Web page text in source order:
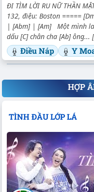
ĐI TÌM LỜI RU NỮ THẦN
132, điệu: Boston =====
| [Abm] | [Am] Một mình
dấu [C] chân cha [Ab] ông...
Điều Náp Y
HỢP
TÌNH ĐẦU LỚP LÁ